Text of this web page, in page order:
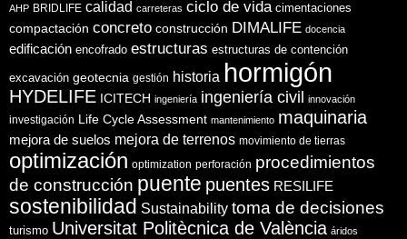
AHP BRIDLIFE calidad carreteras ciclo de vida cimentaciones
compactación concreto construcción DIMALIFE docencia
edificación encofrado estructuras estructuras de contención
excavación geotecnia gestión historia hormigón
HYDELIFE ICITECH ingeniería ingeniería civil innovación
investigación Life Cycle Assessment mantenimiento maquinaria
mejora de suelos mejora de terrenos movimiento de tierras
optimización optimization perforación procedimientos
de construcción puente puentes RESILIFE
sostenibilidad Sustainability toma de decisiones
turismo Universitat Politècnica de València áridos